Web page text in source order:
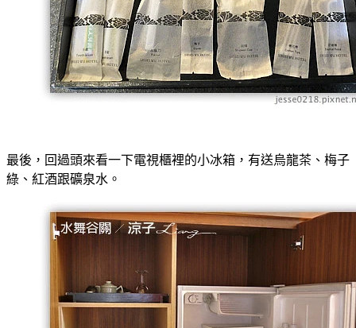
最後，回過頭來看一下電視櫃裡的小冰箱，有送烏龍茶、梅子
綠、紅酒跟礦泉水。